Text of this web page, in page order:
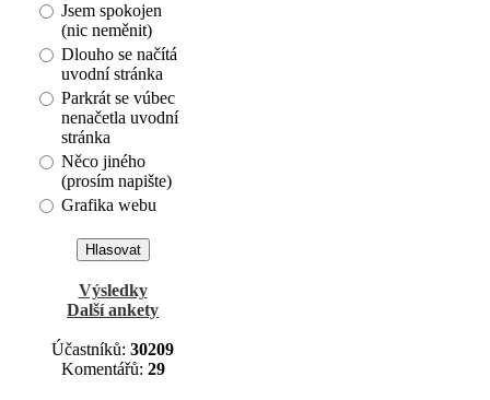
Jsem spokojen
(nic neměnit)
Dlouho se načítá
uvodní stránka
Parkrát se vúbec
nenačetla uvodní
stránka
Něco jiného
(prosím napište)
Grafika webu
Výsledky
Další ankety
Účastníků: 30209
Komentářů: 29